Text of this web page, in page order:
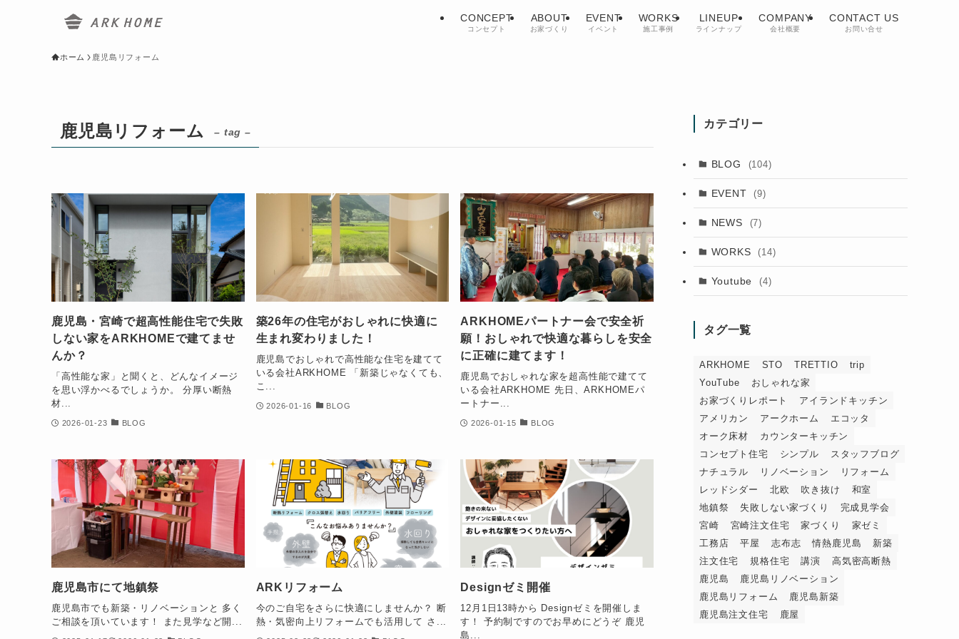
CONCEPT
コンセプト
ABOUT
お家づくり
EVENT
イベント
WORKS
施工事例
LINEUP
ラインナップ
COMPANY
会社概要
CONTACT US
お問い合せ
ホーム 鹿児島リフォーム
鹿児島リフォーム – tag –
鹿児島・宮崎で超高性能住宅で失敗
しない家をARKHOMEで建てませ
んか？
「高性能な家」と聞くと、どんなイメージ
を思い浮かべるでしょうか。 分厚い断熱
材...
2026-01-23 BLOG
築26年の住宅がおしゃれに快適に
生まれ変わりました！
鹿児島でおしゃれで高性能な住宅を建てて
いる会社ARKHOME 「新築じゃなくても、
こ...
2026-01-16 BLOG
ARKHOMEパートナー会で安全祈
願！おしゃれで快適な暮らしを安全
に正確に建てます！
鹿児島でおしゃれな家を超高性能で建てて
いる会社ARKHOME 先日、ARKHOMEパ
ートナー...
2026-01-15 BLOG
鹿児島市にて地鎮祭
鹿児島市でも新築・リノベーションと 多く
ご相談を頂いています！ また見学など開...
ARKリフォーム
今のご自宅をさらに快適にしませんか？ 断
熱・気密向上リフォームでも活用して さ...
Designゼミ開催
12月1日13時から Designゼミを開催しま
す！ 予約制ですのでお早めにどうぞ 鹿児
島...
カテゴリー
BLOG (104)
EVENT (9)
NEWS (7)
WORKS (14)
Youtube (4)
タグ一覧
ARKHOME STO TRETTIO
trip
YouTube
おしゃれな家
お家づくりレポート
アイランドキッチン
アメリカン
アークホーム
エコッタ
オーク床材
カウンターキッチン
コンセプト住宅
シンプル
スタッフブログ
ナチュラル
リノベーション
リフォーム
レッドシダー
北欧 吹き抜け
和室
地鎮祭
失敗しない家づくり
完成見学会
宮崎
宮崎注文住宅 家づくり
家ゼミ
工務店
平屋 志布志 情熱鹿児島
新築
注文住宅
規格住宅 講演
高気密高断熱
鹿児島
鹿児島リノベーション
鹿児島リフォーム
鹿児島新築
鹿児島注文住宅
鹿屋